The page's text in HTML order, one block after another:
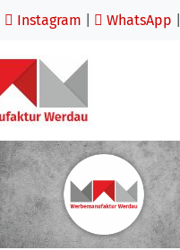
Instagram WhatsApp